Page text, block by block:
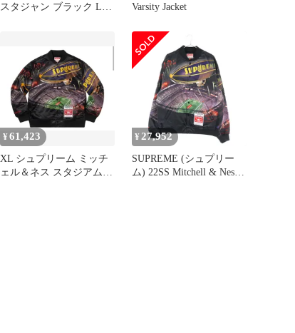
スタジャン ブラック L
Varsity Jacket
¥61,423
XL シュプリーム ミッチ
ェル＆ネス スタジアム
¥ 27,952
SUPREME (シュプリー
ム) 22SS Mitchell & Ness